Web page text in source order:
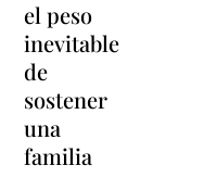
el peso
inevitable
de
sostener
una
familia